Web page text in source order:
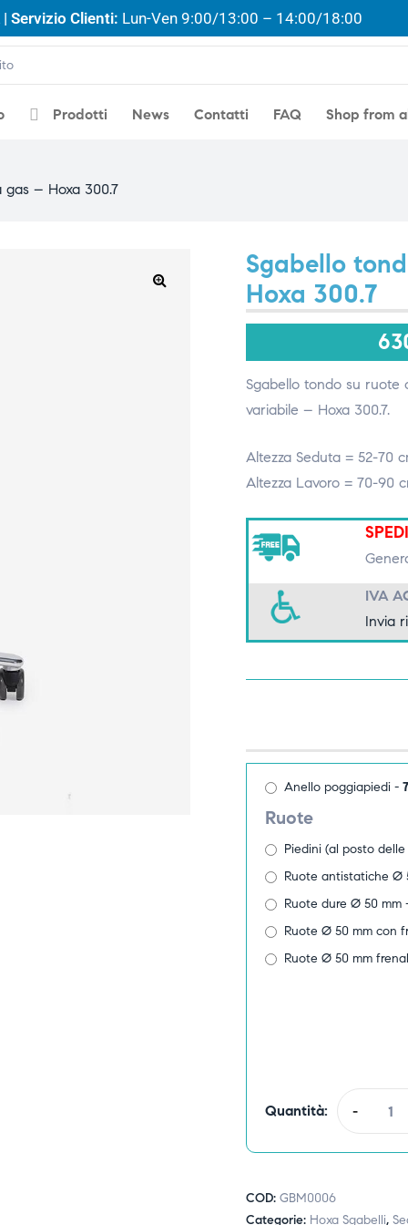
Servizio Clienti: Lun-Ven 9:00/13:00 – 14:00/18:00
Prodotti News Contatti FAQ Shop from
– Hoxa 300.7
Sgabello
Hoxa 300.7
Sgabello tondo su ruote
variabile – Hoxa 300.7.
Altezza Seduta = 52-70
Altezza Lavoro = 70-90
IVA
Invia
Anello poggiapiedi -
Ruote
Piedini (al posto
Ruote antistatiche Ø
Ruote dure Ø 50 mm
Ruote Ø 50 mm con
Ruote Ø 50 mm
Quantità: -
COD: GBM0006
Categorie: Hoxa Sgabelli,